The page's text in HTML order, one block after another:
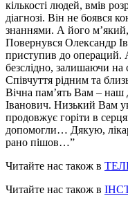
кількості людей, вмів
діагнозі. Вiн не боявся
знаннями. А його
Повернувся Олександр
приступив до операций.
безслідно, залишаючи на
Співчуття рідним та
Вічна пам’ять Вам –
Іванович. Низький Вам
продовжує горіти в
допомогли… Дякую,
рано пішов…”
Читайте нас також в
Читайте нас також в